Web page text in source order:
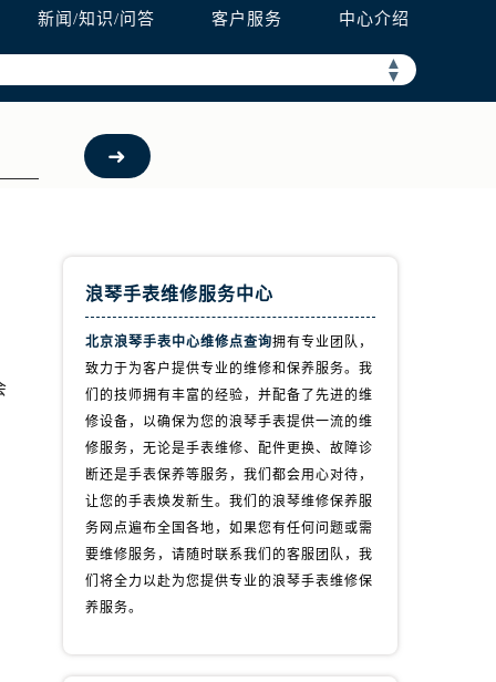
新闻/知识/问答 客户服务 中心介绍
▲
▼
浪琴手表维修服务中心
北京浪琴手表中心维修点查询拥有专业团队，
致力于为客户提供专业的维修和保养服务。我
们的技师拥有丰富的经验，并配备了先进的维
修设备，以确保为您的浪琴手表提供一流的维
修服务，无论是手表维修、配件更换、故障诊
断还是手表保养等服务，我们都会用心对待，
让您的手表焕发新生。我们的浪琴维修保养服
务网点遍布全国各地，如果您有任何问题或需
要维修服务，请随时联系我们的客服团队，我
们将全力以赴为您提供专业的浪琴手表维修保
养服务。